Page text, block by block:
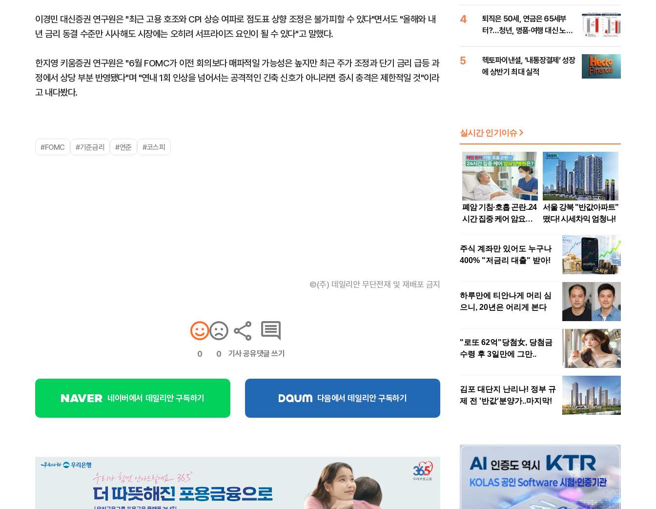
이경민 대신증권 연구원은 "최근 고용 호조와 CPI 상승 여파로 점도표 상향 조정은 불가피할 수 있다"면서도 "올해와 내
년 금리 동결 수준만 시사해도 시장에는 오히려 서프라이즈 요인이 될 수 있다"고 말했다.
한지영 키움증권 연구원은 "6월 FOMC가 이전 회의보다 매파적일 가능성은 높지만 최근 주가 조정과 단기 금리 급등 과
정에서 상당 부분 반영됐다"며 "연내 1회 인상을 넘어서는 공격적인 긴축 신호가 아니라면 증시 충격은 제한적일 것"이라
고 내다봤다.
#FOMC #기준금리 #연준 #코스피
©(주) 데일리안 무단전재 및 재배포 금지
0 0 기사 공유댓글 쓰기
네이버에서 데일리안 구독하기 다음에서 데일리안 구독하기
99%" 등
4
퇴직은 50세, 연금은 65세부
터?…청년, 명품·여행 대신 노후
5
헥토파이낸셜, ‘내통장결제’ 성장
에 상반기 최대 실적